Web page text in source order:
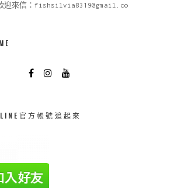
迎來信：fishsilvia8319@gmail.com
官方帳號追起來